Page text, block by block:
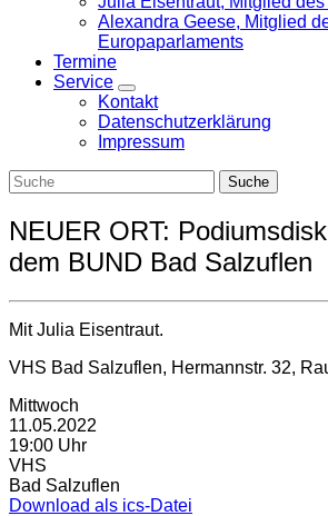
Alexandra Geese, Mitglied
Europaparlaments
Termine
Service
Zeige
Untermenü
Kontakt
Datenschutzerklärung
Impressum
NEUER ORT:
dem BUND Bad Salzuflen
Mit Julia Eisentraut.
VHS Bad Salzuflen, Hermannstr. 32,
Mittwoch
11.05.2022
19:00 Uhr
VHS
Bad Salzuflen
Download als ics-Datei